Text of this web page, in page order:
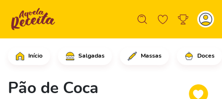
Início Salgadas Massas Doces
Pão de Coca
Em uma tigela, comece peneirando